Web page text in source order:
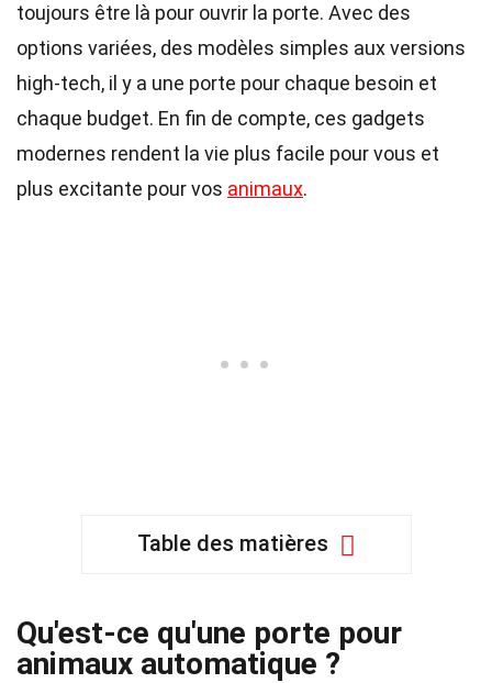
toujours être là pour ouvrir la porte. Avec des
options variées, des modèles simples aux versions
high-tech, il y a une porte pour chaque besoin et
chaque budget. En fin de compte, ces gadgets
modernes rendent la vie plus facile pour vous et
plus excitante pour vos animaux.
Table des matières
Qu'est-ce qu'une porte pour
animaux automatique ?